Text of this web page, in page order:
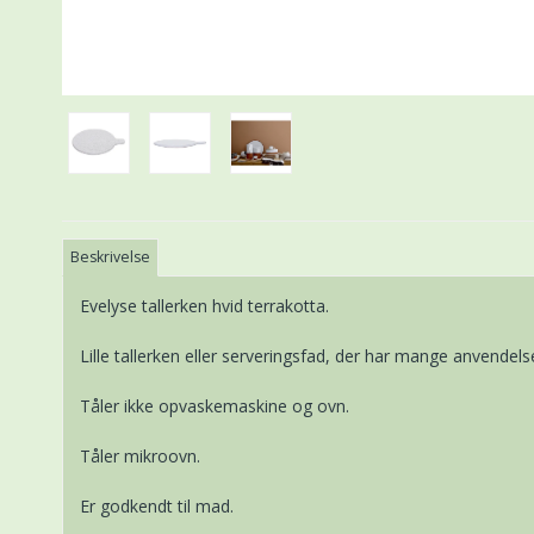
Beskrivelse
Evelyse tallerken hvid terrakotta.
Lille tallerken eller serveringsfad, der har mange
Tåler ikke opvaskemaskine og ovn.
Tåler mikroovn.
Er godkendt til mad.